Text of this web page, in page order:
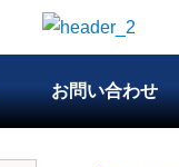
お問い合わせ